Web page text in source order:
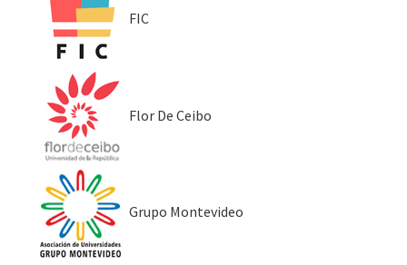
FIC
Flor De Ceibo
Grupo Montevideo